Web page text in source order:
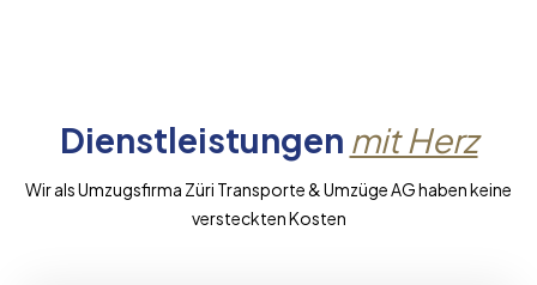
Dienstleistungen mit Herz
Wir als Umzugsfirma Züri Transporte & Umzüge AG haben keine
versteckten Kosten